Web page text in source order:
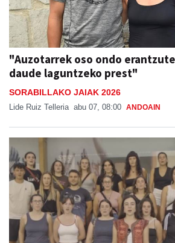
"Auzotarrek oso ondo
daude laguntzeko prest"
SORABILLAKO JAIAK 2026
Lide Ruiz Telleria abu 07, 08:00 ANDOAIN